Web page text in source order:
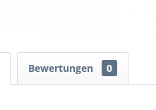
Bewertungen 0